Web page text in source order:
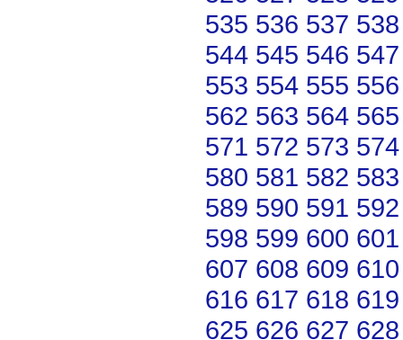
535 536 537 538
544 545 546 547
553 554 555 556
562 563 564 565
571 572 573 574
580 581 582 583
589 590 591 592
598 599 600 601
607 608 609 610
616 617 618 619
625 626 627 628